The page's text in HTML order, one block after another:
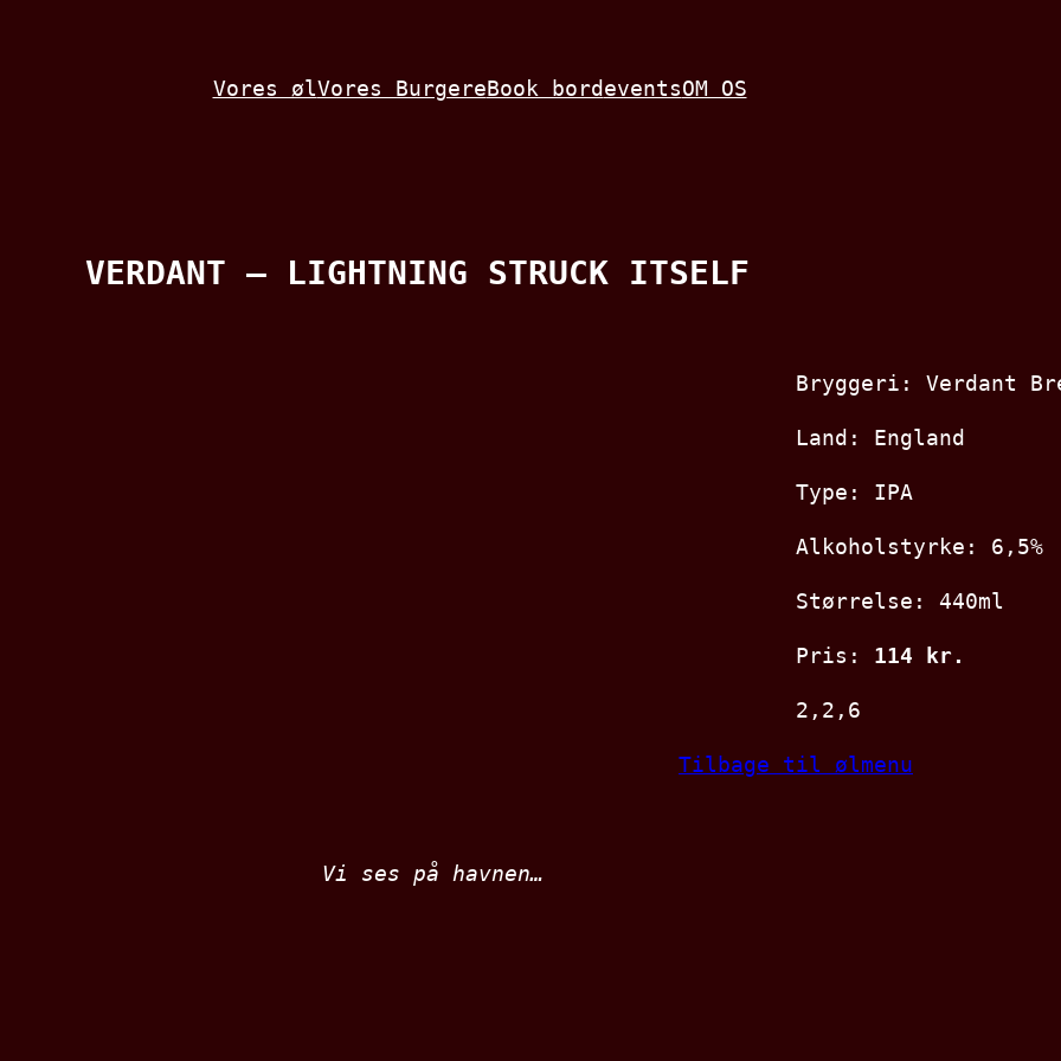
Vores ølVores BurgereBook bordeventsOM OS
VERDANT – LIGHTNING STRUCK ITSELF
Bryggeri: Verdant
Land: England
Type: IPA
Alkoholstyrke: 6,5%
Størrelse: 440ml
Pris: 114 kr.
2,2,6
Tilbage til ølmenu
Vi ses på havnen…